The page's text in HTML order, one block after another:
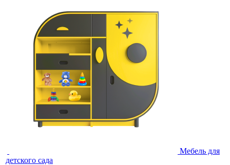
Мебель для
детского сада